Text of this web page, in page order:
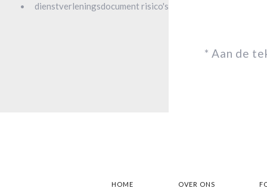
dienstverleningsdocument risico's
* Aan de
HOME OVER ONS